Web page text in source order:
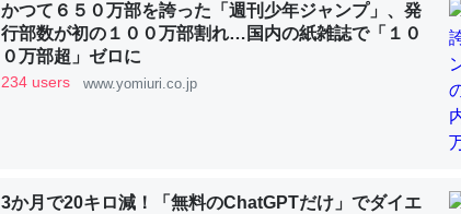
これを元に考えるとカルシウムを大量に使う脊椎動物と貝類は
類だと殻を無くしてナメクジになったり努力してるし。
─ニュース :: 【研究発表】昆虫学の大問題＝「昆虫はなぜ海にいないのか
かつて６５０万部を誇った「週刊少年ジャンプ」、発
行部数が初の１００万部割れ…国内の紙雑誌で「１０
０万部超」ゼロに
234 users www.yomiuri.co.jp
3か月で20キロ減！「無料のChatGPTだけ」でダイエ